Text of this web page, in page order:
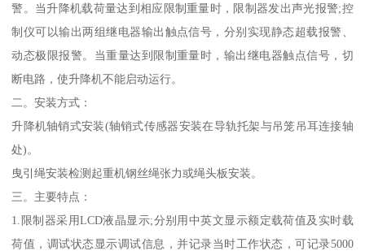
警。当升降机载荷量达到相应限制重量时，限制器发出声光报警;控
制仪可以输出两组继电器输出触点信号，分别实现静态超载报警、
动态极限报警。当重量达到限制重量时，输出继电器触点信号，切
断电路，使升降机不能启动运行。
二。安装方式：
升降机轴销式安装(轴销式传感器安装在导轨托架与吊笼吊耳连接轴
处)。
曳引绳安装检测起重机钢丝绳张力或绳头板安装。
三。主要特点：
1.限制器采用LCD液晶显示;分别用中英文显示额定载荷值及实时载
荷值，调试状态显示调试信息，并记录当时工作状态，可记录5000